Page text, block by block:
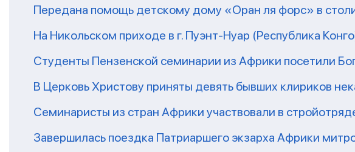
Передана помощь детскому дому «Оран ля форс» в
На Никольском приходе в г. Пуэнт-Нуар (Республика
Студенты Пензенской семинарии из Африки посетили
В Церковь Христову приняты девять бывших клириков
Семинаристы из стран Африки участвовали в
Завершилась поездка Патриаршего экзарха Африки